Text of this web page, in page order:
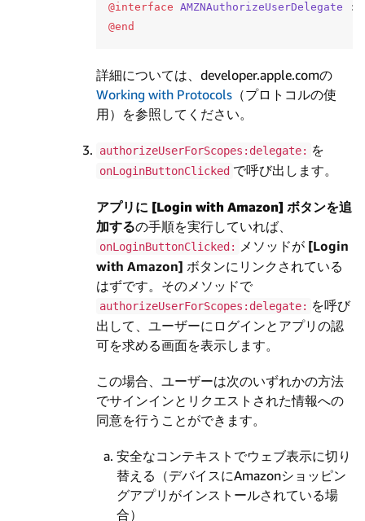
@interface AMZNAuthorizeUserDelegate :
@end
詳細については、developer.apple.comの
Working with Protocols （プロトコルの使
用）を参照してください。
authorizeUserForScopes:delegate: を
onLoginButtonClicked で呼び出します。
アプリに [Login with Amazon] ボタンを追
加するの手順を実行していれば、
onLoginButtonClicked: メソッドが [Login
with Amazon] ボタンにリンクされている
はずです。そのメソッドで
authorizeUserForScopes:delegate: を呼び
出して、ユーザーにログインとアプリの認
可を求める画面を表示します。
この場合、ユーザーは次のいずれかの方法
でサインインとリクエストされた情報への
同意を行うことができます。
安全なコンテキストでウェブ表示に切り
替える（デバイスにAmazonショッピン
グアプリがインストールされている場
合）